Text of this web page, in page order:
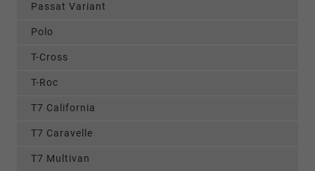
Passat Variant
Polo
T-Cross
T-Roc
T7 California
T7 Caravelle
T7 Multivan